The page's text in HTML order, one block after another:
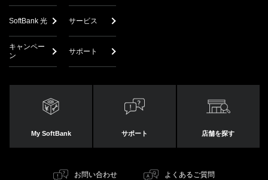
SoftBank 光 サービス
キャンペー
ン
サポート
My SoftBank サポート 店舗を探す
お問い合わせ よくあるご質問